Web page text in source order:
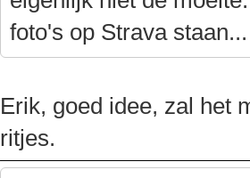
foto's op Strava staan...
Erik, goed idee, zal het
ritjes.